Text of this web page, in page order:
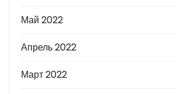
Май 2022
Апрель 2022
Март 2022